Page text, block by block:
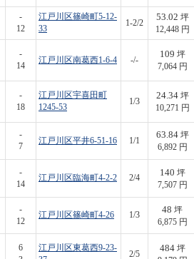
-
12
江戸川区篠崎町5-12-
33
1-2/2
53.02 坪
12,448 円
-
14
江戸川区南葛西1-6-4 -/-
109 坪
7,064 円
-
18
江戸川区宇喜田町
1245-53
1/3
24.34坪
10,271 円
-
7
江戸川区平井6-51-16 1/1
63.84坪
6,892 円
-
14
江戸川区臨海町4-2-2 2/4
140 坪
7,507 円
-
12
江戸川区篠崎町4-26 1/3
48 坪
6,875 円
6
江戸川区東葛西9-23-
2/5
484坪